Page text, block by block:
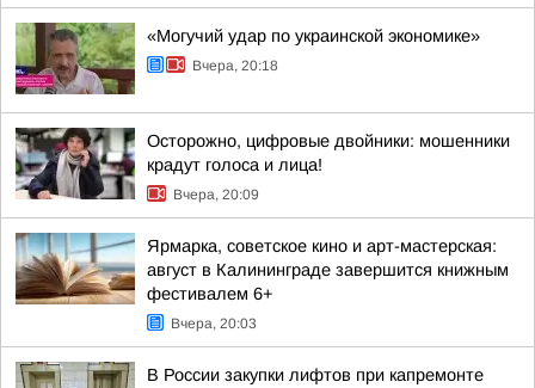
«Могучий удар по украинской экономике»
Вчера, 20:18
Осторожно, цифровые двойники: мошенники
крадут голоса и лица!
Вчера, 20:09
Ярмарка, советское кино и арт-мастерская:
август в Калининграде завершится книжным
фестивалем 6+
Вчера, 20:03
В России закупки лифтов при капремонте